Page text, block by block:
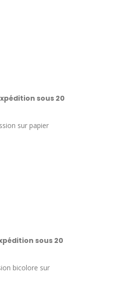
sous 20
sur papier
sous 20
bicolore sur